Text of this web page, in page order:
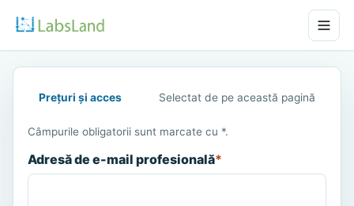
Prețuri și acces Selectat de pe această pagină
Câmpurile obligatorii sunt marcate cu *.
Adresă de e-mail profesională*